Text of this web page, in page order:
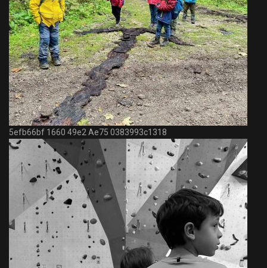
5efb66bf 1660 49e2 Ae75 0383993c1318